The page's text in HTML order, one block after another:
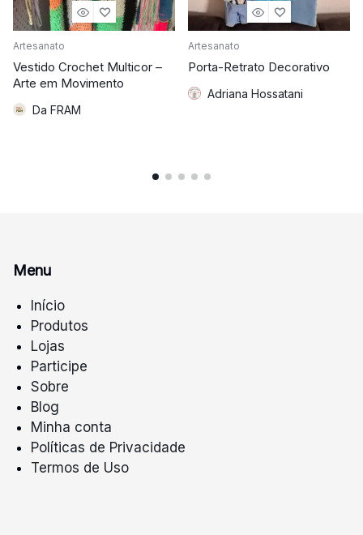
Artesanato
Vestido Crochet Multicor –
Arte em Movimento
Da FRAM
Artesanato
Porta-Retrato Decorativo
Adriana Hossatani
Menu
Início
Produtos
Lojas
Participe
Sobre
Blog
Minha conta
Políticas de Privacidade
Termos de Uso